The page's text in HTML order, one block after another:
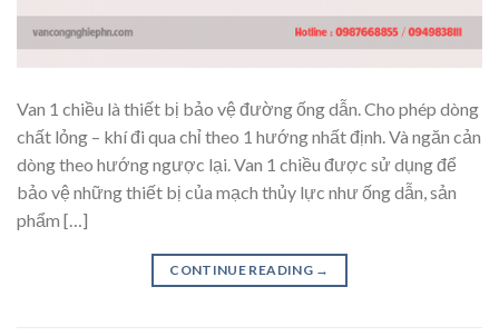
Van 1 chiều là thiết bị bảo vệ đường ống dẫn. Cho phép dòng
chất lỏng – khí đi qua chỉ theo 1 hướng nhất định. Và ngăn cản
dòng theo hướng ngược lại. Van 1 chiều được sử dụng để
bảo vệ những thiết bị của mạch thủy lực như ống dẫn, sản
phẩm […]
CONTINUE READING →